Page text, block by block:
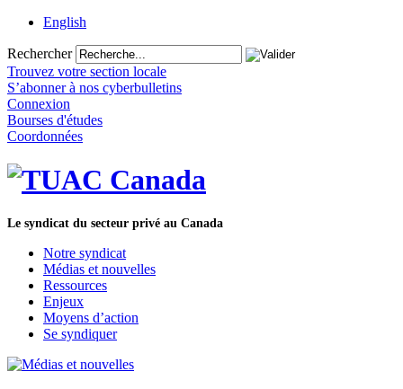
English
Rechercher
Trouvez votre section locale
S’abonner à nos cyberbulletins
Connexion
Bourses d'études
Coordonnées
Le syndicat du secteur privé au Canada
Notre syndicat
Médias et nouvelles
Ressources
Enjeux
Moyens d’action
Se syndiquer